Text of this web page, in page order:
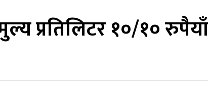
प्रतिलिटर १०/१० रुपैयाँ